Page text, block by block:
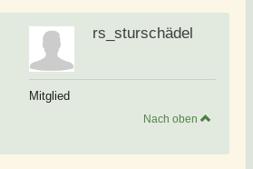
rs_sturschädel
Mitglied
Nach oben